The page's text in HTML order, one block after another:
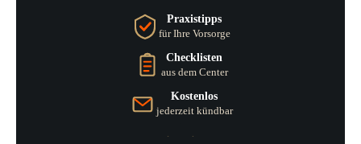
Praxistipps
für Ihre Vorsorge
Checklisten
aus dem Center
Kostenlos
jederzeit kündbar